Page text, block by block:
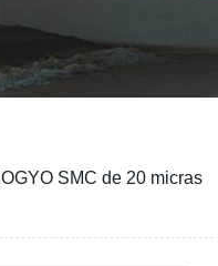
SMC de 20 micras